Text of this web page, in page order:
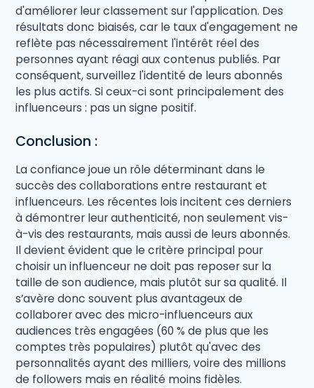
d'améliorer leur classement sur l'application. Des
résultats donc biaisés, car le taux d'engagement ne
reflète pas nécessairement l'intérêt réel des
personnes ayant réagi aux contenus publiés. Par
conséquent, surveillez l'identité de leurs abonnés
les plus actifs. Si ceux-ci sont principalement des
influenceurs : pas un signe positif.
Conclusion :
La confiance joue un rôle déterminant dans le
succès des collaborations entre restaurant et
influenceurs. Les récentes lois incitent ces derniers
à démontrer leur authenticité, non seulement vis-
à-vis des restaurants, mais aussi de leurs abonnés.
Il devient évident que le critère principal pour
choisir un influenceur ne doit pas reposer sur la
taille de son audience, mais plutôt sur sa qualité. Il
s’avère donc souvent plus avantageux de
collaborer avec des micro-influenceurs aux
audiences très engagées (60 % de plus que les
comptes très populaires) plutôt qu'avec des
personnalités ayant des milliers, voire des millions
de followers mais en réalité moins fidèles.